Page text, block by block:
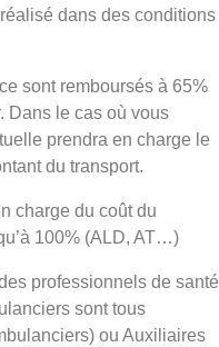
dans des conditions
sont remboursés à 65%
Dans le cas où vous
prendra en charge le
du transport.
charge du coût du
100% (ALD, AT…)
professionnels de santé
sont tous
ou Auxiliaires